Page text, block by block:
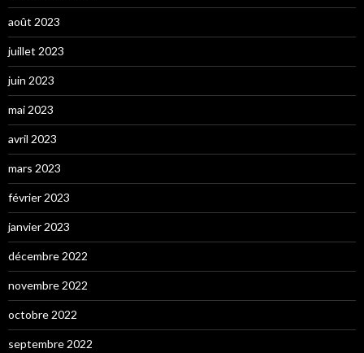
août 2023
juillet 2023
juin 2023
mai 2023
avril 2023
mars 2023
février 2023
janvier 2023
décembre 2022
novembre 2022
octobre 2022
septembre 2022